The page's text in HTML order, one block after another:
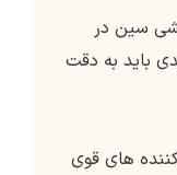
سین در
باید به دقت
های قوی